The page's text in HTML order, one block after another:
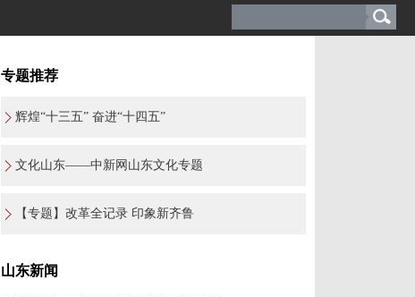
专题推荐
辉煌“十三五” 奋进“十四五”
文化山东——中新网山东文化专题
【专题】改革全记录 印象新齐鲁
山东新闻